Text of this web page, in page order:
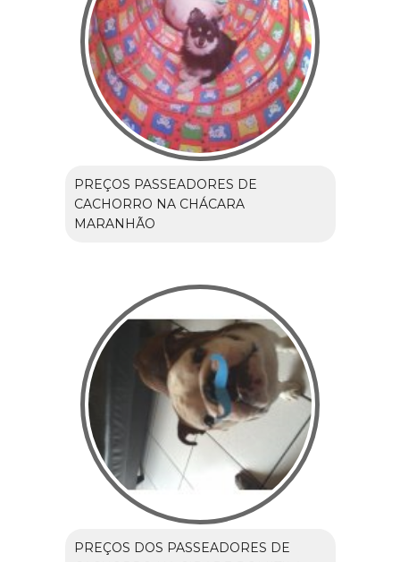
PREÇOS PASSEADORES DE
CACHORRO NA CHÁCARA
MARANHÃO
PREÇOS DOS PASSEADORES DE